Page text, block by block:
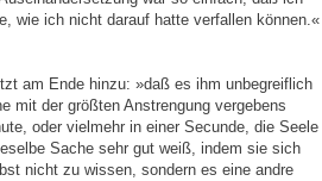
wie ich nicht darauf hatte verfallen können.«
am Ende hinzu: »daß es ihm unbegreiflich
mit der größten Anstrengung vergebens
oder vielmehr in einer Secunde, die Seele
Sache sehr gut weiß, indem sie sich
nicht zu wissen, sondern es eine andre